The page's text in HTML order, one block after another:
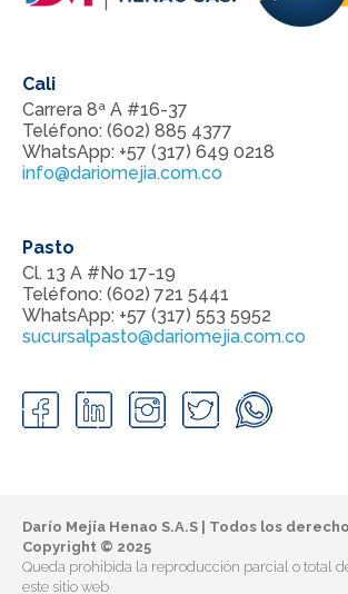
Cali
Carrera 8ª A #16-37
Teléfono: (602) 885 4377
WhatsApp: +57 (317) 649 0218
info@dariomejia.com.co
Pasto
Cl. 13 A #No 17-19
Teléfono: (602) 721 5441
WhatsApp: +57 (317) 553 5952
sucursalpasto@dariomejia.com.co
Darío Mejía Henao S.A.S | Todos los
Copyright © 2025
Queda prohibida la reproducción parcial o total
este sitio web